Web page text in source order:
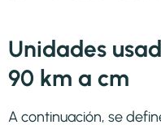
Unidades
90 km a cm
A continuación, se